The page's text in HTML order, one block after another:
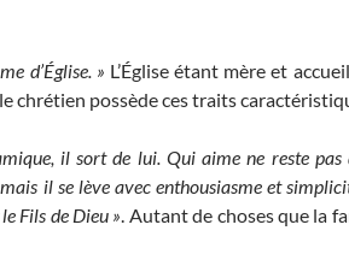
d’Église. » L’Église étant mère et
chrétien possède ces traits
il sort de lui. Qui aime ne reste
il se lève avec enthousiasme et
Fils de Dieu ». Autant de choses que la